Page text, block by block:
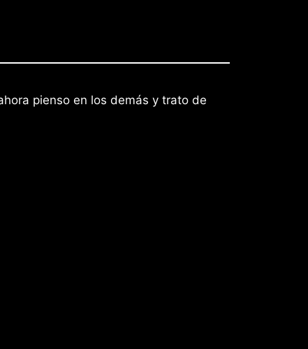
pienso en los demás y trato de